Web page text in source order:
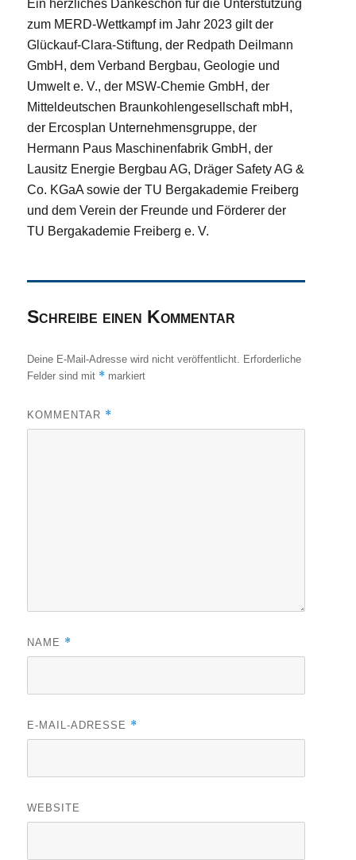
Ein herzliches Dankeschön für die Unterstützung
zum MERD-Wettkampf im Jahr 2023 gilt der
Glückauf-Clara-Stiftung, der Redpath Deilmann
GmbH, dem Verband Bergbau, Geologie und
Umwelt e. V., der MSW-Chemie GmbH, der
Mitteldeutschen Braunkohlengesellschaft mbH,
der Ercosplan Unternehmensgruppe, der
Hermann Paus Maschinenfabrik GmbH, der
Lausitz Energie Bergbau AG, Dräger Safety AG &
Co. KGaA sowie der TU Bergakademie Freiberg
und dem Verein der Freunde und Förderer der
TU Bergakademie Freiberg e. V.
Schreibe einen Kommentar
Deine E-Mail-Adresse wird nicht veröffentlicht.
Erforderliche
Felder sind mit * markiert
KOMMENTAR *
NAME *
E-MAIL-ADRESSE *
WEBSITE